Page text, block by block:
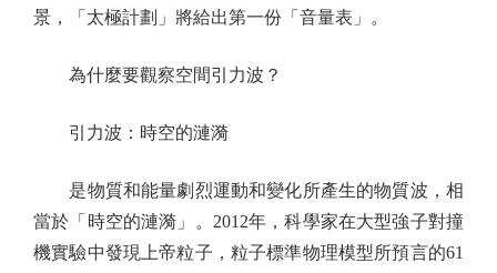
景，「太極計劃」將給出第一份「音量表」。
為什麼要觀察空間引力波？
引力波：時空的漣漪
是物質和能量劇烈運動和變化所產生的物質波，相
當於「時空的漣漪」。2012年，科學家在大型強子對撞
機實驗中發現上帝粒子，粒子標準物理模型所預言的61